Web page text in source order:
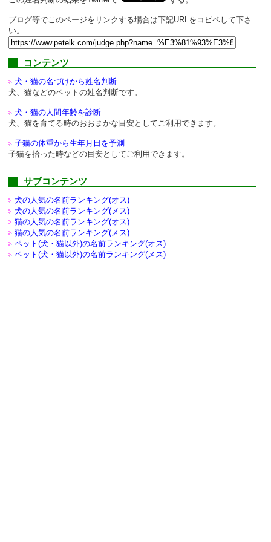
ブログ等でこのページをリンクする場合は下記URLをコピペして下さ
い。
コンテンツ
犬・猫の名づけから姓名判断
犬、猫などのペットの姓名判断です。
犬・猫の人間年齢を診断
犬、猫を育てる時のおおまかな目安としてご利用できます。
子猫の体重から生年月日を予測
子猫を拾った時などの目安としてご利用できます。
サブコンテンツ
犬の人気の名前ランキング(オス)
犬の人気の名前ランキング(メス)
猫の人気の名前ランキング(オス)
猫の人気の名前ランキング(メス)
ペット(犬・猫以外)の名前ランキング(オス)
ペット(犬・猫以外)の名前ランキング(メス)